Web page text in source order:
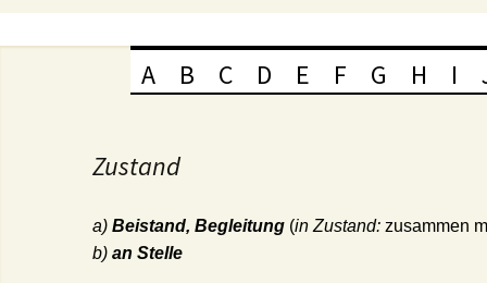
A B C D E F G H I
Zustand
a) Beistand, Begleitung (in Zustand: zusammen
b) an Stelle